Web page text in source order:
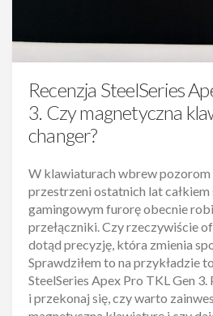
Recenzja SteelSeries
3. Czy magnetyczna
changer?
W klawiaturach wbrew pozorom
przestrzeni ostatnich lat całkiem
gamingowym furorę obecnie
przełączniki. Czy rzeczywiście
dotąd precyzję, która zmienia
Sprawdziłem to na przykładzie
SteelSeries Apex Pro TKL Gen
i przekonaj się, czy warto